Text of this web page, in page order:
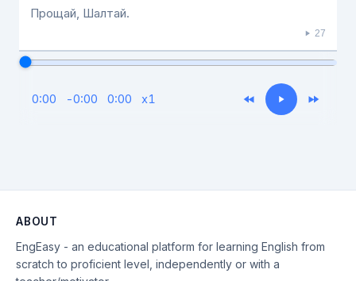
Прощай, Шалтай.
27
0:00 -0:00 0:00 x1
ABOUT
EngEasy - an educational platform for learning English from
scratch to proficient level, independently or with a